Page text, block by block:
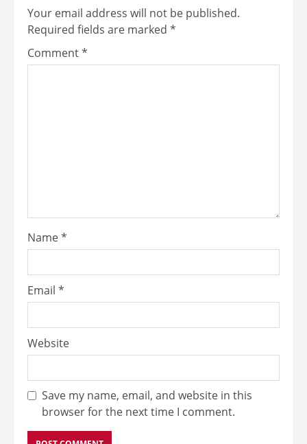
Your email address will not be published.
Required fields are marked *
Comment*
Name*
Email *
Website
Save my name, email, and website in this
browser for the next time I comment.